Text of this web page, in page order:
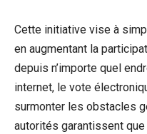
Cette initiative vise⁢ à
‍en augmentant la
depuis n’importe quel
internet, le ‍vote
surmonter les obstacles
autorités garantissent‍